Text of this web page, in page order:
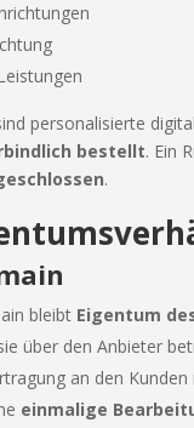
personalisierte
bestellt. Ein
.
bleibt Eigentum
über den Anbieter
an den
einmalige